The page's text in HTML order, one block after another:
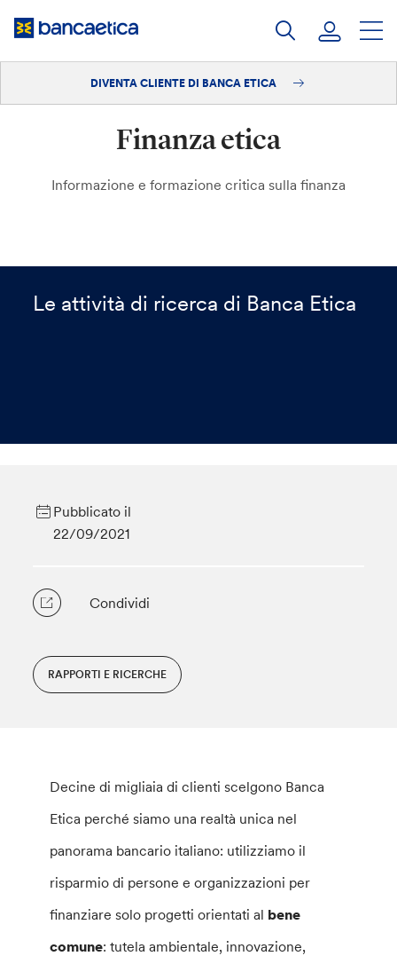
DIVENTA CLIENTE DI BANCA ETICA
Finanza etica
Informazione e formazione critica sulla finanza
Le attività di ricerca di Banca Etica
Pubblicato il
22/09/2021
Condividi
RAPPORTI E RICERCHE
Decine di migliaia di clienti scelgono Banca
Etica perché siamo una realtà unica nel
panorama bancario italiano: utilizziamo il
risparmio di persone e organizzazioni per
finanziare solo progetti orientati al bene
comune: tutela ambientale, innovazione,